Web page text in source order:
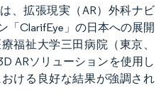
は、拡張現実（AR）外科ナビ
「ClarifEye」の日本への展開
福祉大学三田病院（東京、
ARソリューションを使用し
ける良好な結果が強調され